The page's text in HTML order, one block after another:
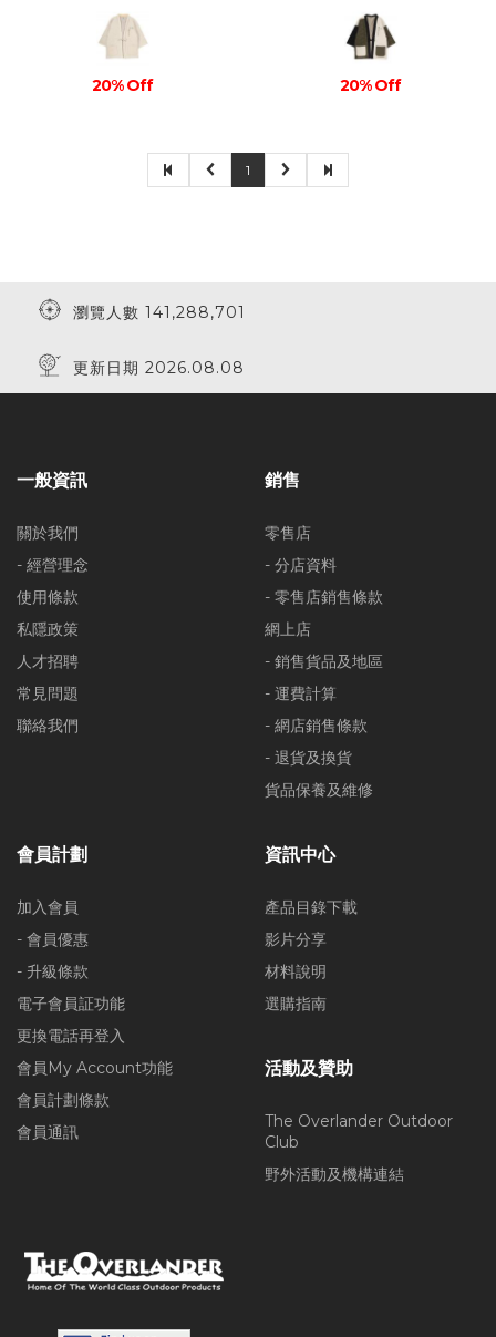
20% Off 20% Off
1
瀏覽人數 141,288,701
更新日期 2026.08.08
一般資訊
關於我們
- 經營理念
使用條款
私隱政策
人才招聘
常見問題
聯絡我們
銷售
零售店
- 分店資料
- 零售店銷售條款
網上店
- 銷售貨品及地區
- 運費計算
- 網店銷售條款
- 退貨及換貨
貨品保養及維修
會員計劃
加入會員
- 會員優惠
- 升級條款
電子會員証功能
更換電話再登入
會員My Account功能
會員計劃條款
會員通訊
資訊中心
產品目錄下載
影片分享
材料說明
選購指南
活動及贊助
The Overlander Outdoor
Club
野外活動及機構連結